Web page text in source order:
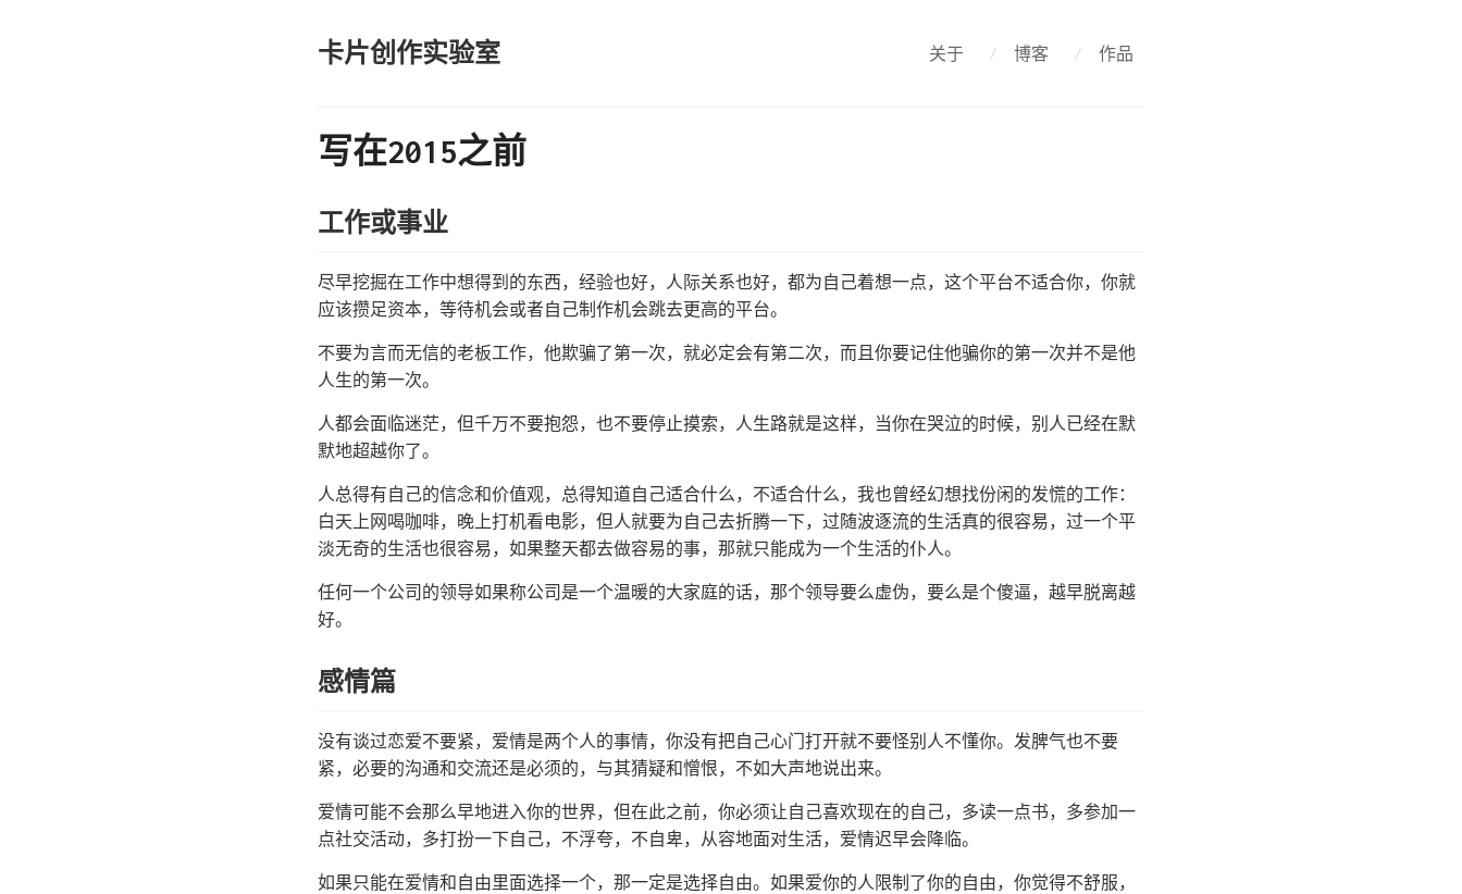
卡片创作实验室 关于 / 博客 / 作品
写在2015之前
工作或事业
尽早挖掘在工作中想得到的东西，经验也好，人际关系也好，都为自己着想一点，这个平台不适合你，你就
应该攒足资本，等待机会或者自己制作机会跳去更高的平台。
不要为言而无信的老板工作，他欺骗了第一次，就必定会有第二次，而且你要记住他骗你的第一次并不是他
人生的第一次。
人都会面临迷茫，但千万不要抱怨，也不要停止摸索，人生路就是这样，当你在哭泣的时候，别人已经在默
默地超越你了。
人总得有自己的信念和价值观，总得知道自己适合什么，不适合什么，我也曾经幻想找份闲的发慌的工作：
白天上网喝咖啡，晚上打机看电影，但人就要为自己去折腾一下，过随波逐流的生活真的很容易，过一个平
淡无奇的生活也很容易，如果整天都去做容易的事，那就只能成为一个生活的仆人。
任何一个公司的领导如果称公司是一个温暖的大家庭的话，那个领导要么虚伪，要么是个傻逼，越早脱离越
好。
感情篇
没有谈过恋爱不要紧，爱情是两个人的事情，你没有把自己心门打开就不要怪别人不懂你。发脾气也不要
紧，必要的沟通和交流还是必须的，与其猜疑和憎恨，不如大声地说出来。
爱情可能不会那么早地进入你的世界，但在此之前，你必须让自己喜欢现在的自己，多读一点书，多参加一
点社交活动，多打扮一下自己，不浮夸，不自卑，从容地面对生活，爱情迟早会降临。
如果只能在爱情和自由里面选择一个，那一定是选择自由。如果爱你的人限制了你的自由，你觉得不舒服，